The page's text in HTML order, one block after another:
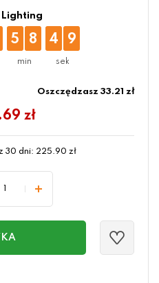
5 8 4 8
Oszczędzasz 33.21 zł
zł
30 dni: 225.90 zł